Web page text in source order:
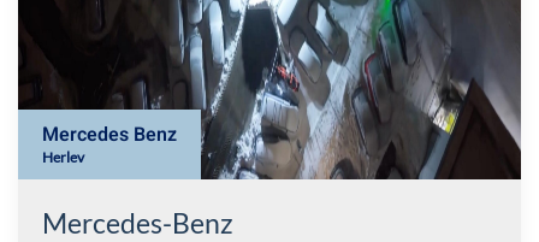
Mercedes Benz
Herlev
Mercedes-Benz